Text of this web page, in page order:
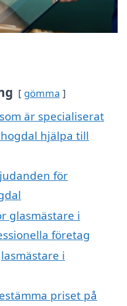
gömma
är specialiserat
hjälpa till
för
glasmästare i
företag
i
priset på